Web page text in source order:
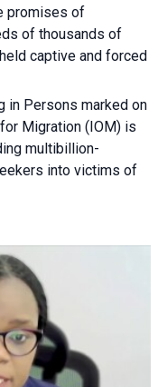
promises of
of thousands of
captive and forced
in Persons marked on
Migration (IOM) is
multibillion-
into victims of